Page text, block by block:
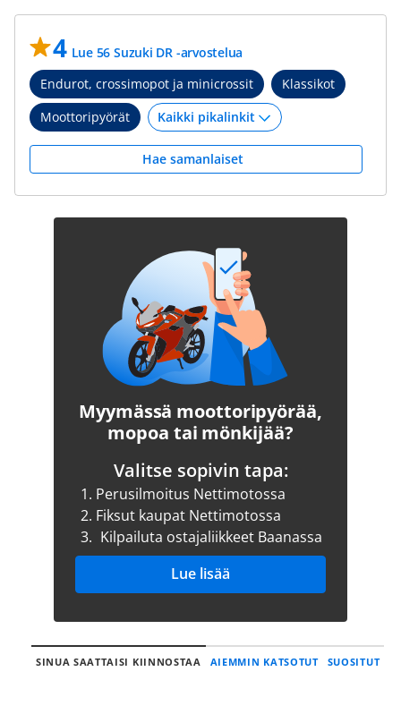
4 Lue 56 Suzuki DR -arvostelua
Endurot, crossimopot ja minicrossit
Klassikot
Moottoripyörät
Hae samanlaiset
Myymässä moottoripyörää,
mopoa tai mönkijää?
Valitse sopivin tapa:
1. Perusilmoitus Nettimotossa
2. Fiksut kaupat Nettimotossa
3. Kilpailuta ostajaliikkeet Baanassa
Lue lisää
SINUA SAATTAISI KIINNOSTAA AIEMMIN KATSOTUT SUOSITUT